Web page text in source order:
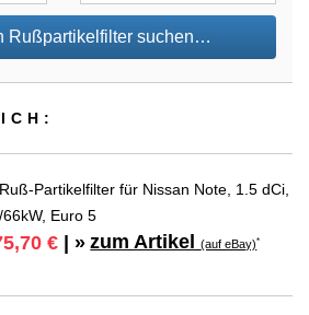
Rußpartikelfilter suchen…
Partikelfilter für Nissan Note, 1.5 dCi,
66kW, Euro 5
€ | » zum Artikel(auf eBay)*